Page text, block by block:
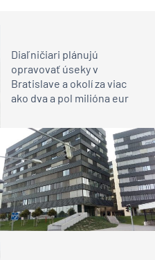
Diaľničiari plánujú
opravovať úseky v
Bratislave a okolí za viac
ako dva a pol milióna eur